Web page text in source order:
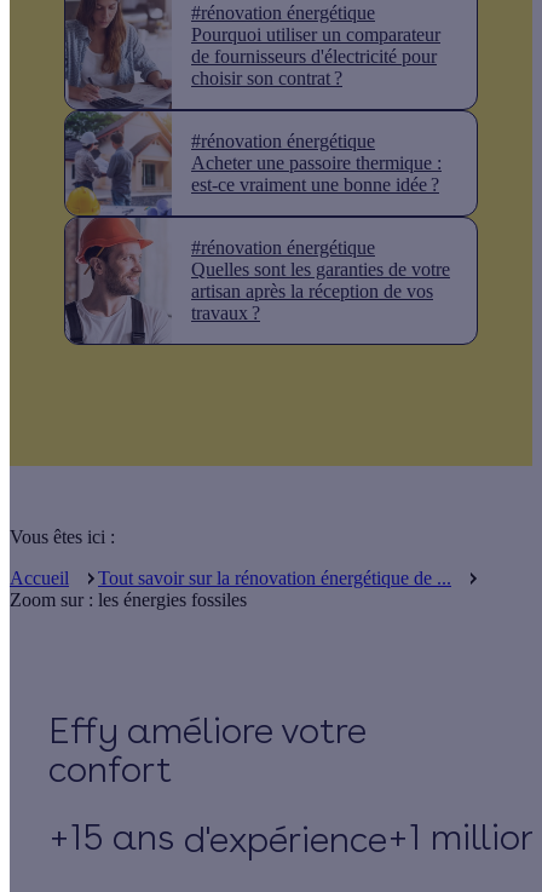
#rénovation énergétique
Pourquoi utiliser un comparateur
de fournisseurs d'électricité pour
choisir son contrat ?
#rénovation énergétique
Acheter une passoire thermique :
est-ce vraiment une bonne idée ?
#rénovation énergétique
Quelles sont les garanties de votre
artisan après la réception de vos
travaux ?
Vous êtes ici :
Accueil
Tout savoir sur la rénovation énergétique de ...
Zoom sur : les énergies fossiles
Effy
+15 ans d'expérience+1